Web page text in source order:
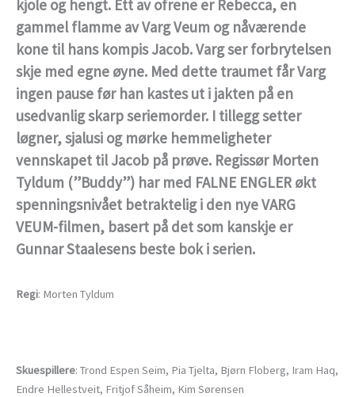
kjole og hengt. Ett av ofrene er Rebecca, en
gammel flamme av Varg Veum og nåværende
kone til hans kompis Jacob. Varg ser forbrytelsen
skje med egne øyne. Med dette traumet får Varg
ingen pause før han kastes ut i jakten på en
usedvanlig skarp seriemorder. I tillegg setter
løgner, sjalusi og mørke hemmeligheter
vennskapet til Jacob på prøve. Regissør Morten
Tyldum (”Buddy”) har med FALNE ENGLER økt
spenningsnivået betraktelig i den nye VARG
VEUM-filmen, basert på det som kanskje er
Gunnar Staalesens beste bok i serien.
Regi: Morten Tyldum
Skuespillere: Trond Espen Seim, Pia Tjelta, Bjørn Floberg, Iram Haq,
Endre Hellestveit, Fritjof Såheim, Kim Sørensen